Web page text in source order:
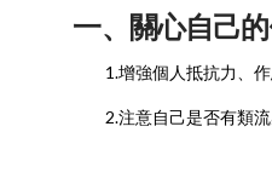
一、關心自己
1.增強個人抵抗力、作
2.注意自己是否有類流